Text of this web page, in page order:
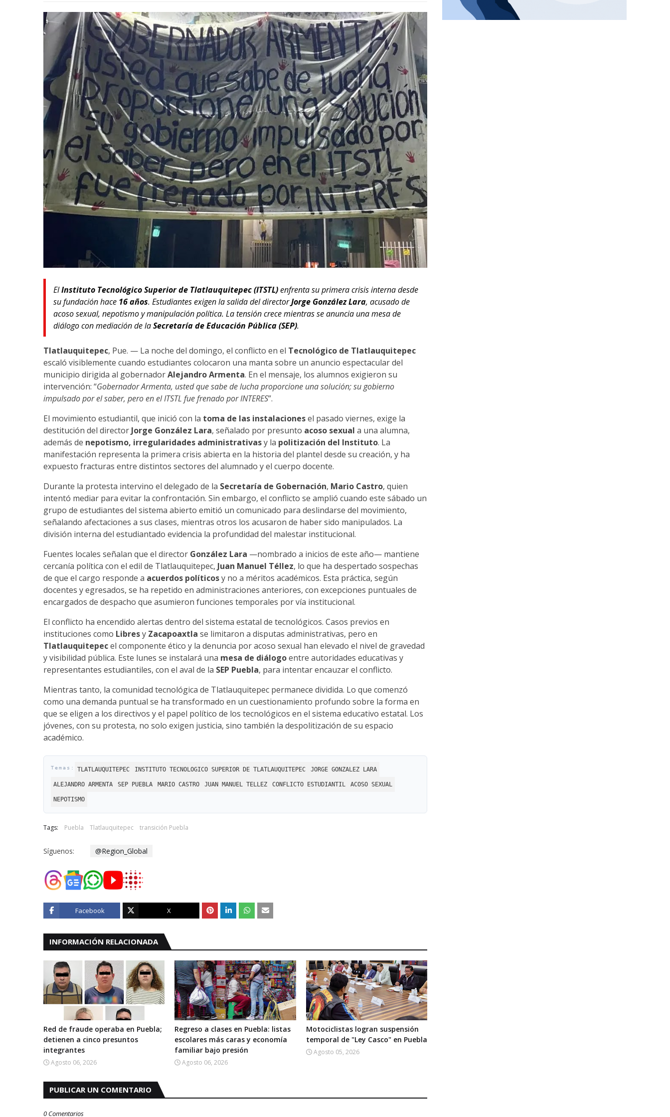
ElInstituto Tecnológico Superior de Tlatlauquitepec (ITSTL)enfrenta su primera crisis interna desde
su fundación hace 16 años. Estudiantes exigen la salida del directorJorge González Lara, acusado de
acoso sexual, nepotismo y manipulación política. La tensión crece mientras se anuncia una mesa de
diálogo con mediación de laSecretaría de Educación Pública (SEP).
Tlatlauquitepec, Pue. — La noche del domingo, el conflicto en el Tecnológico de Tlatlauquitepec
escaló visiblemente cuando estudiantes colocaron una manta sobre un anuncio espectacular del
municipio dirigida al gobernadorAlejandro Armenta. En el mensaje, los alumnos exigieron su
intervención: “Gobernador Armenta, usted que sabe de lucha proporcione una solución; su gobierno
impulsado por el saber, pero en el ITSTL fue frenado por INTERES”.
El movimiento estudiantil, que inició con la toma de las instalacionesel pasado viernes, exige la
destitución del director Jorge González Lara, señalado por presunto acoso sexual a una alumna,
además de nepotismo, irregularidades administrativasy la politización del Instituto. La
manifestación representa la primera crisis abierta en la historia del plantel desde su creación, y ha
expuesto fracturas entre distintos sectores del alumnado y el cuerpo docente.
Durante la protesta intervino el delegado de la Secretaría de Gobernación, Mario Castro, quien
intentó mediar para evitar la confrontación. Sin embargo, el conflicto se amplió cuando este sábado un
grupo de estudiantes del sistema abierto emitió un comunicado para deslindarse del movimiento,
señalando afectaciones a sus clases, mientras otros los acusaron de haber sido manipulados. La
división interna del estudiantado evidencia la profundidad del malestar institucional.
Fuentes locales señalan que el director González Lara —nombrado a inicios de este año— mantiene
cercanía política con el edil de Tlatlauquitepec, Juan Manuel Téllez, lo que ha despertado sospechas
de que el cargo responde a acuerdos políticosy no a méritos académicos. Esta práctica, según
docentes y egresados, se ha repetido en administraciones anteriores, con excepciones puntuales de
encargados de despacho que asumieron funciones temporales por vía institucional.
El conflicto ha encendido alertas dentro del sistema estatal de tecnológicos. Casos previos en
instituciones como Libresy Zacapoaxtla se limitaron a disputas administrativas, pero en
Tlatlauquitepecel componente ético y la denuncia por acoso sexual han elevado el nivel de gravedad
y visibilidad pública. Este lunes se instalará una mesa de diálogoentre autoridades educativas y
representantes estudiantiles, con el aval de la SEP Puebla, para intentar encauzar el conflicto.
Mientras tanto, la comunidad tecnológica de Tlatlauquitepec permanece dividida. Lo que comenzó
como una demanda puntual se ha transformado en un cuestionamiento profundo sobre la forma en
que se eligen a los directivos y el papel político de los tecnológicos en el sistema educativo estatal. Los
jóvenes, con su protesta, no solo exigen justicia, sino también la despolitización de su espacio
académico.
TLATLAUQUITEPEC INSTITUTO TECNOLOGICO SUPERIOR DE TLATLAUQUITEPEC JORGE GONZALEZ LARA
ALEJANDRO ARMENTA SEP PUEBLA MARIO CASTRO JUAN MANUEL TELLEZ CONFLICTO ESTUDIANTIL ACOSO SEXUAL
NEPOTISMO
Tags: Puebla Tlatlauquitepec transición Puebla
Síguenos: @Region_Global
Facebook X
INFORMACIÓN RELACIONADA
Red de fraude operaba en Puebla;
detienen a cinco presuntos
integrantes
Agosto 06, 2026
Regreso a clases en Puebla: listas
escolares más caras y economía
familiar bajo presión
Agosto 06, 2026
Motociclistas logran suspensión
temporal de "Ley Casco" en Puebla
Agosto 05, 2026
PUBLICAR UN COMENTARIO
0 Comentarios